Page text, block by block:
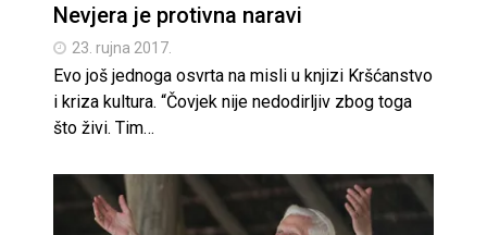
Nevjera je protivna naravi
23. rujna 2017.
Evo još jednoga osvrta na misli u knjizi Kršćanstvo
i kriza kultura. “Čovjek nije nedodirljiv zbog toga
što živi. Tim…